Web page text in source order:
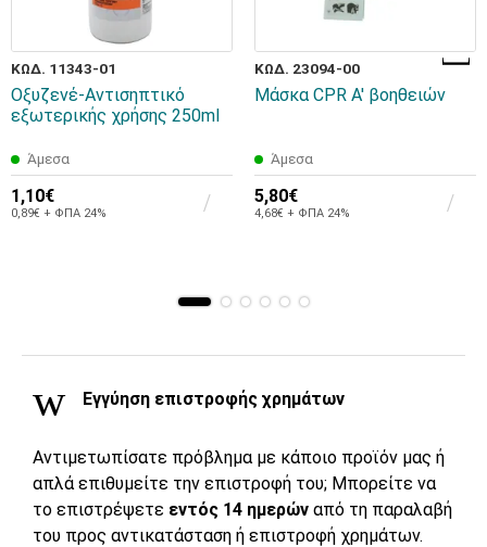
ΚΩΔ. 11343-01
Οξυζενέ-Αντισηπτικό
εξωτερικής χρήσης 250ml
Άμεσα
1,10€
0,89€ + ΦΠΑ 24%
ΚΩΔ. 23094-00
Μάσκα CPR Α' βοηθειών
Άμεσα
5,80€
4,68€ + ΦΠΑ 24%
Εγγύηση επιστροφής χρημάτων
Αντιμετωπίσατε πρόβλημα με κάποιο προϊόν μας ή
απλά επιθυμείτε την επιστροφή του; Μπορείτε να
το επιστρέψετε εντός 14 ημερών από τη παραλαβή
του προς αντικατάσταση ή επιστροφή χρημάτων.